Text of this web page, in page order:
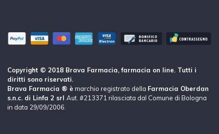
Copyright © 2018 Brava Farmacia, farmacia on line. Tutti i
diritti sono riservati.
Brava Farmacia ® è marchio registrato della Farmacia Oberdan
s.n.c. di Linfa 2 srl Aut. #213371 rilasciata dal Comune di Bologna
in data 29/09/2006.